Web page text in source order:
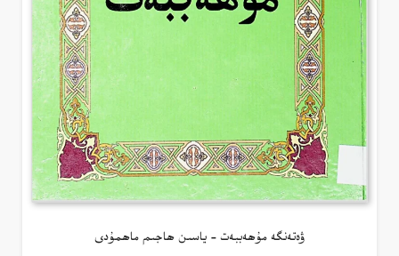
ۋەتەنگە مۇھەببەت – ياسىن ھاجىم ماھمۇدى